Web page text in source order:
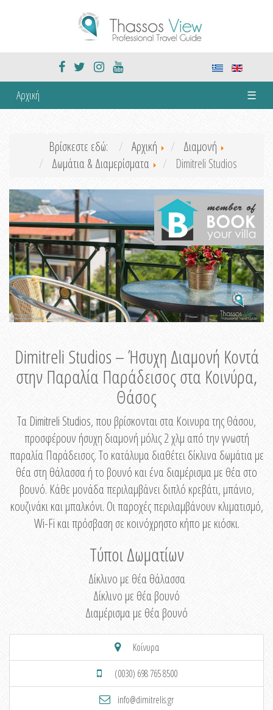
Αρχική ☰
Βρίσκεστε εδώ: Αρχική
Διαμονή
Δωμάτια & Διαμερίσματα
Dimitreli Studios
Dimitreli Studios – Ήσυχη Διαμονή Κοντά
στην Παραλία Παράδεισος στα Κοινύρα,
Θάσος
Τα Dimitreli Studios, που βρίσκονται στα Κοινυρα της Θάσου,
προσφέρουν ήσυχη διαμονή μόλις 2 χλμ από την γνωστή
παραλία Παράδεισος. Το κατάλυμα διαθέτει δίκλινα δωμάτια με
θέα στη θάλασσα ή το βουνό και ένα διαμέρισμα με θέα στο
βουνό. Κάθε μονάδα περιλαμβάνει διπλό κρεβάτι, μπάνιο,
κουζινάκι και μπαλκόνι. Οι παροχές περιλαμβάνουν κλιματισμό,
Wi-Fi και πρόσβαση σε κοινόχρηστο κήπο με κιόσκι.
Τύποι Δωματίων
Δίκλινο με θέα θάλασσα
Δίκλινο με θέα βουνό
Διαμέρισμα με θέα βουνό
Κοίνυρα
(0030) 698 765 8500
info@dimitrelis.gr